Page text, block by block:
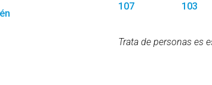
107
103
Trata de personas es